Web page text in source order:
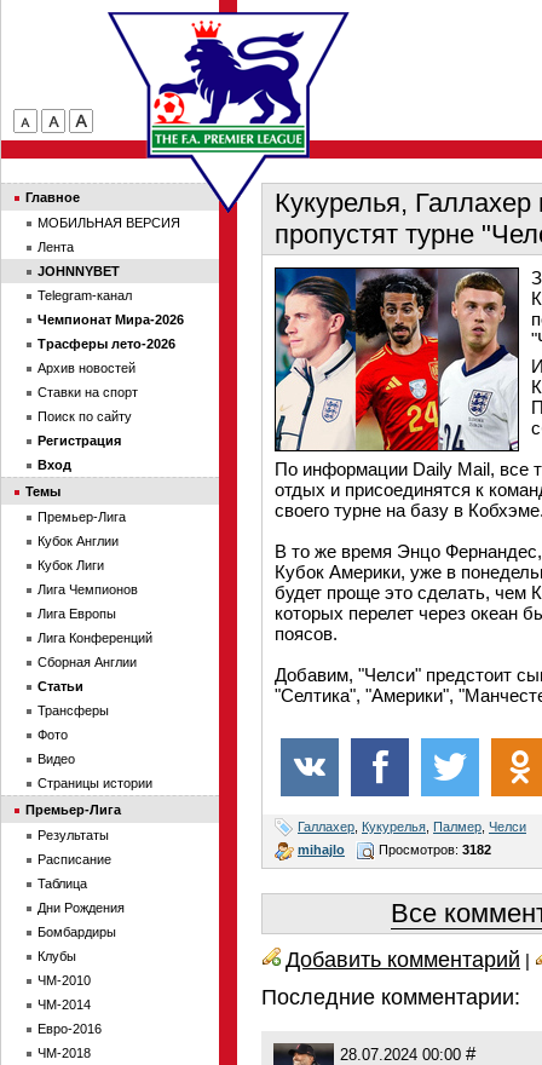
Кукурелья,
пропустят турне
По информации Daily Mail, все
отдых и присоединятся к
своего турне на базу в
В то же время Энцо
Кубок Америки, уже в
будет проще это сделать, чем
которых перелет через океан
поясов.
Добавим, "Челси" предстоит
"Селтика", "Америки",
Галлахер Кукурелья Палмер Челси
mihajlo
Просмотров: 3182
Все
Добавить комментарий |
Последние комментарии:
28.07.2024 00:00 #
Главное
МОБИЛЬНАЯ ВЕРСИЯ
Лента
JOHNNYBET
Telegram-канал
Чемпионат Мира-2026
Трасферы лето-2026
Архив новостей
Ставки на спорт
Поиск по сайту
Регистрация
Вход
Темы
Премьер-Лига
Кубок Англии
Кубок Лиги
Лига Чемпионов
Лига Европы
Лига Конференций
Сборная Англии
Статьи
Трансферы
Фото
Видео
Страницы истории
Премьер-Лига
Результаты
Расписание
Таблица
Дни Рождения
Бомбардиры
Клубы
ЧМ-2010
ЧМ-2014
Евро-2016
ЧМ-2018